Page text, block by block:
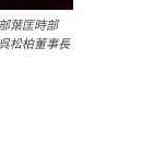
葉匡時部
松柏董事長